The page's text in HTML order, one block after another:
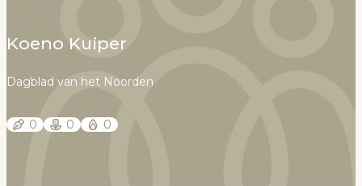
Koeno Kuiper
Dagblad van het Noorden
0 0 0